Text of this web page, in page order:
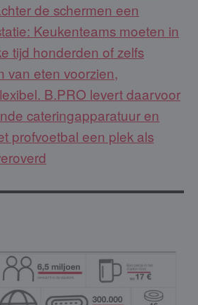
de schermen een
Keukenteams moeten in
tijd honderden of zelfs
van eten voorzien,
B.PRO levert daarvoor
cateringapparatuur en
profvoetbal een plek als